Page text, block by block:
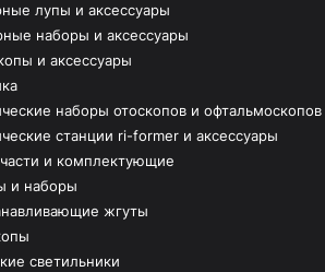
лупы и аксессуары
наборы и аксессуары
и аксессуары
наборы отоскопов и офтальмоскопов
станции ri-former и аксессуары
и комплектующие
и наборы
жгуты
светильники